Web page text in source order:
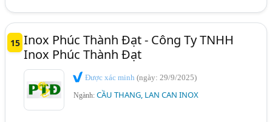
15 Inox Phúc Thành Đạt - Công Ty TNHH
Inox Phúc Thành Đạt
Được xác minh(ngày: 29/9/2025)
Ngành:CẦU THANG, LAN CAN INOX